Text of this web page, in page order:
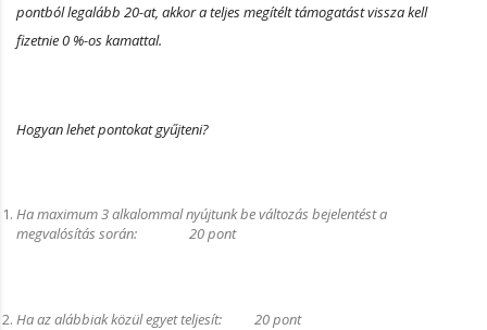
pontból legalább 20-at, akkor a teljes megítélt támogatást vissza kell
fizetnie 0 %-os kamattal.
Hogyan lehet pontokat gyűjteni?
Ha maximum 3 alkalommal nyújtunk be változás bejelentést a
megvalósítás során: 20 pont
Ha az alábbiak közül egyet teljesít: 20 pont